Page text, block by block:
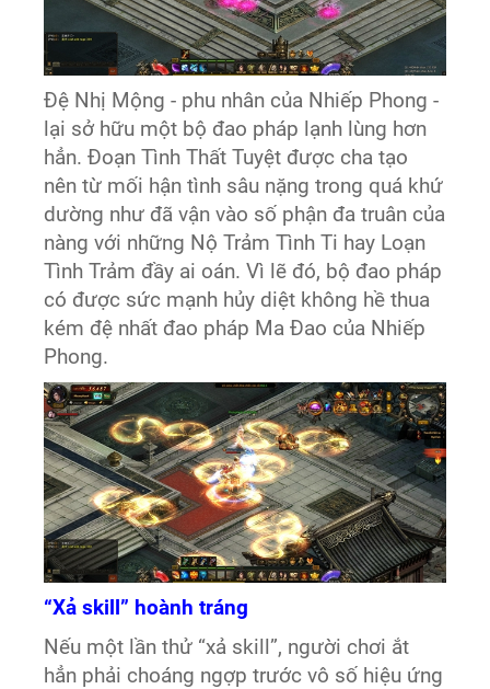
Đệ Nhị Mộng - phu nhân của Nhiếp Phong -
lại sở hữu một bộ đao pháp lạnh lùng hơn
hẳn. Đoạn Tình Thất Tuyệt được cha tạo
nên từ mối hận tình sâu nặng trong quá khứ
dường như đã vận vào số phận đa truân của
nàng với những Nộ Trảm Tình Ti hay Loạn
Tình Trảm đầy ai oán. Vì lẽ đó, bộ đao pháp
có được sức mạnh hủy diệt không hề thua
kém đệ nhất đao pháp Ma Đao của Nhiếp
Phong.
“Xả skill” hoành tráng
Nếu một lần thử “xả skill”, người chơi ắt
hẳn phải choáng ngợp trước vô số hiệu ứng